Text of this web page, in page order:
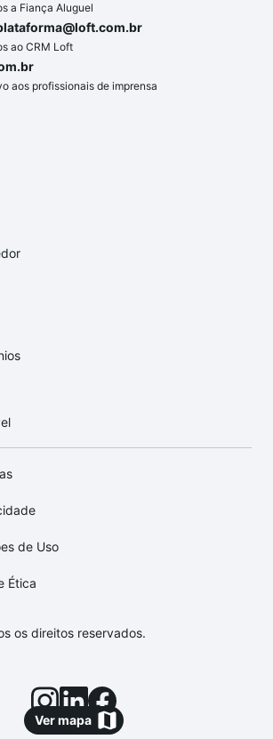
Ver mapa
a Fiança Aluguel
ao CRM Loft
aos profissionais de imprensa
de Uso
Ética
os direitos reservados.